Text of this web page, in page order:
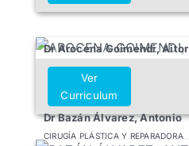
Dr Arocena Goimendi, Aitor
Ver
Curriculum
Dr Bazán Álvarez, Antonio
CIRUGÍA PLÁSTICA Y REPARADORA